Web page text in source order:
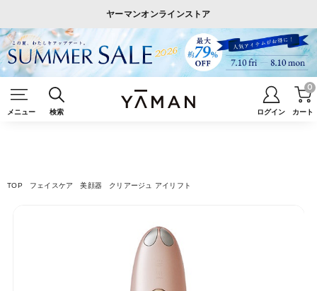
ヤーマンオンラインストア
メニュー 検索 ログイン カート
0
TOP フェイスケア 美顔器 クリアージュ アイリフト